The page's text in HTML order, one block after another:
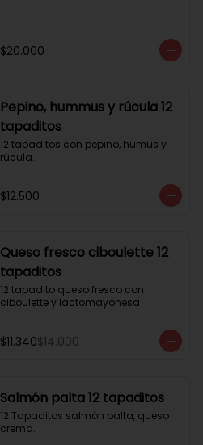
$20.000
Pepino, hummus y rúcula 12
tapaditos
12 tapaditos con pepino, humus y
rúcula.
$12.500
Queso fresco ciboulette 12
tapaditos
12 tapadito queso fresco con
ciboulette y lactomayonesa
$11.340$14.000
Salmón palta 12 tapaditos
12 Tapaditos salmón palta, queso
crema.